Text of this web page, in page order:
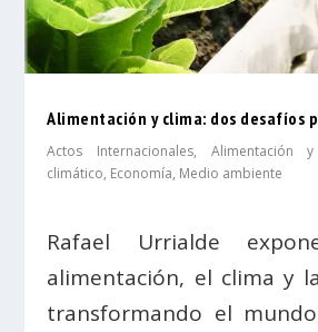
Alimentación y clima: dos desafíos
Actos Internacionales, Alimentación
climático, Economía, Medio ambiente
Rafael Urrialde
alimentación, el clima y
transformando el